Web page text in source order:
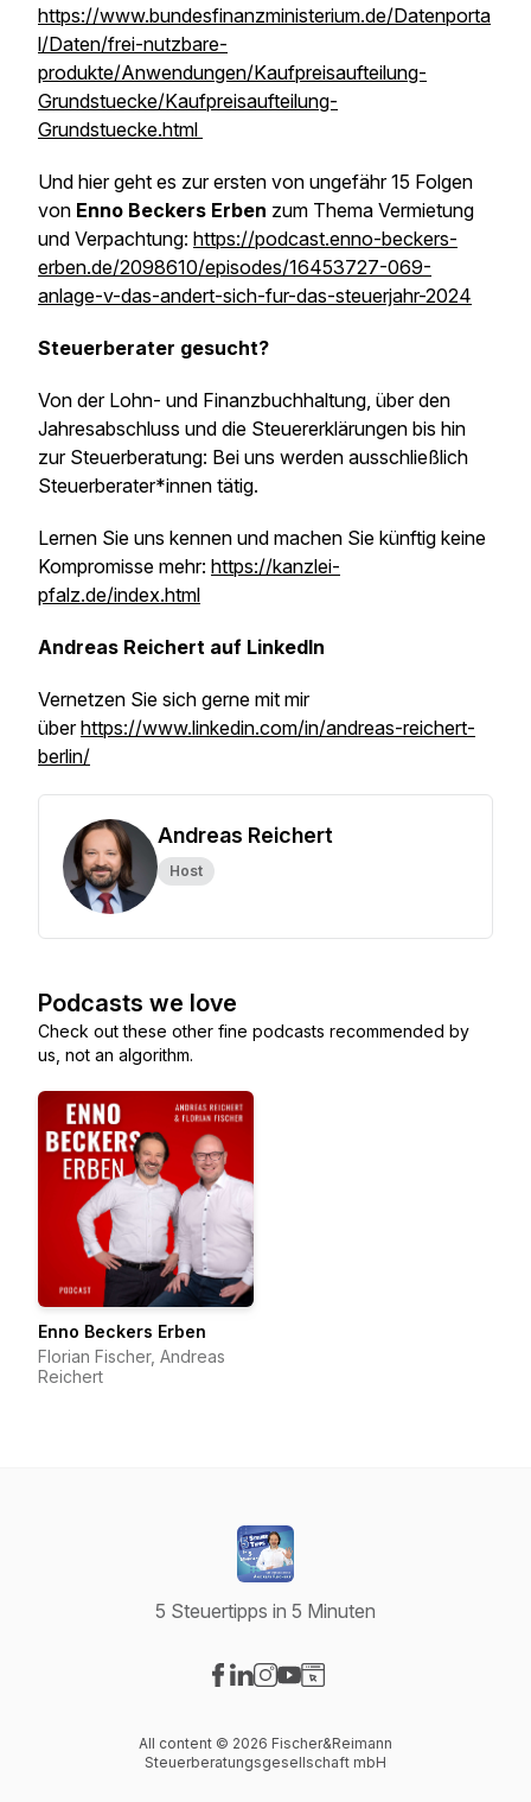
https://www.bundesfinanzministerium.de/Datenporta
l/Daten/frei-nutzbare-
produkte/Anwendungen/Kaufpreisaufteilung-
Grundstuecke/Kaufpreisaufteilung-
Grundstuecke.html
Und hier geht es zur ersten von ungefähr 15 Folgen
von Enno Beckers Erben zum Thema Vermietung
und Verpachtung: https://podcast.enno-beckers-
erben.de/2098610/episodes/16453727-069-
anlage-v-das-andert-sich-fur-das-steuerjahr-2024
Steuerberater gesucht?
Von der Lohn- und Finanzbuchhaltung, über den
Jahresabschluss und die Steuererklärungen bis hin
zur Steuerberatung: Bei uns werden ausschließlich
Steuerberater*innen tätig.
Lernen Sie uns kennen und machen Sie künftig keine
Kompromisse mehr: https://kanzlei-
pfalz.de/index.html
Andreas Reichert auf LinkedIn
Vernetzen Sie sich gerne mit mir
überhttps://www.linkedin.com/in/andreas-reichert-
berlin/
Andreas Reichert
Host
Podcasts we love
Check out these other fine podcasts recommended by
us, not an algorithm.
Enno Beckers Erben
Florian Fischer, Andreas
Reichert
5 Steuertipps in 5 Minuten
All content © 2026 Fischer&Reimann
Steuerberatungsgesellschaft mbH